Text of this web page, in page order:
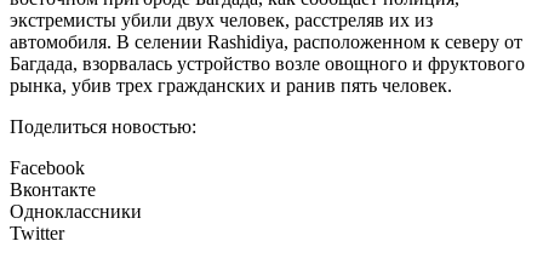
экстремисты убили двух человек, расстреляв их из
автомобиля. В селении Rashidiya, расположенном к северу от
Багдада, взорвалась устройство возле овощного и фруктового
рынка, убив трех гражданских и ранив пять человек.
Поделиться новостью:
Facebook
Вконтакте
Одноклассники
Twitter